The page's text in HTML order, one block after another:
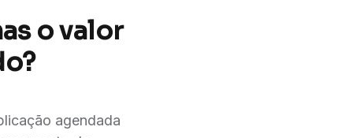
o valor
agendada